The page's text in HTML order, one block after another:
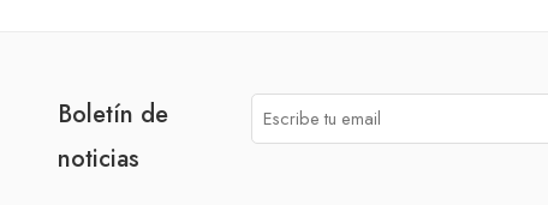
Boletín de
noticias